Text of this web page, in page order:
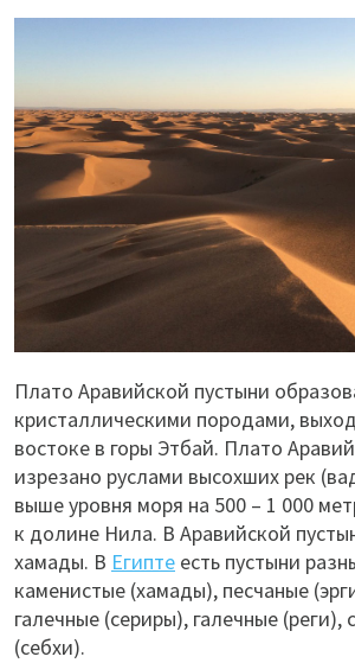
Плато Аравийской пустыни
кристаллическими породами,
востоке в горы Этбай. Плато
изрезано руслами высохших рек
выше уровня моря на 500 – 1 000
к долине Нила. В Аравийской
хамады. В Египте есть пустыни
каменистые (хамады), песчаные
галечные (сериры), галечные (реги),
(себхи).